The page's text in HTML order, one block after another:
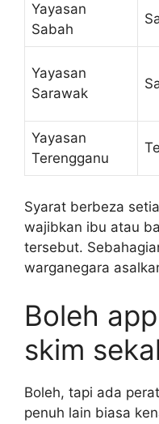
Yayasan
Sabah
Yayasan
Sarawak
Yayasan
Terengganu
Syarat berbeza
wajibkan ibu atau
tersebut.
warganegara
Boleh
skim
Boleh, tapi ada
penuh lain biasa